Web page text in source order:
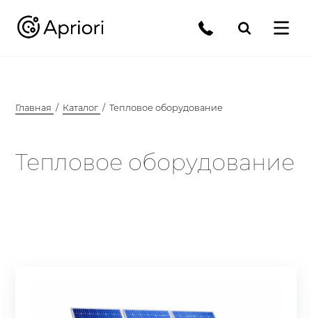
Главная Каталог Тепловое оборудование
Тепловое оборудование